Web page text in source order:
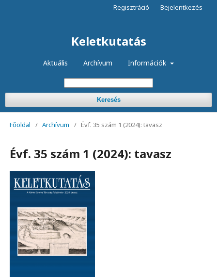
Keletkutatás
Aktuális Archívum Információk
Keresés
Regisztráció Bejelentkezés
Főoldal / Archívum / Évf. 35 szám 1 (2024): tavasz
Évf. 35 szám 1 (2024): tavasz